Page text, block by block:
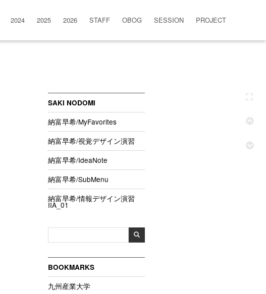
2024 2025 2026 STAFF OBOG SESSION PROJECT
SAKI NODOMI
納富早希/MyFavorites
納富早希/視覚デザイン演習
納富早希/IdeaNote
納富早希/SubMenu
納富早希/情報デザイン演習
IIA_01
BOOKMARKS
九州産業大学